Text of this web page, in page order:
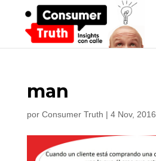
man
por Consumer Truth | 4 Nov, 2016